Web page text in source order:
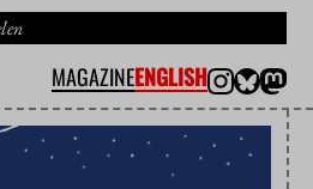
MAGAZINEENGLISH